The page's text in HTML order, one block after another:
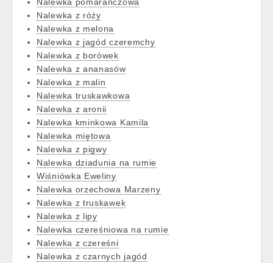
Nalewka z róży
Nalewka z melona
Nalewka z jagód czeremchy
Nalewka z borówek
Nalewka z ananasów
Nalewka z malin
Nalewka truskawkowa
Nalewka z aronii
Nalewka kminkowa Kamila
Nalewka miętowa
Nalewka z pigwy
Nalewka dziadunia na rumie
Wiśniówka Eweliny
Nalewka orzechowa Marzeny
Nalewka z truskawek
Nalewka z lipy
Nalewka czereśniowa na rumie
Nalewka z czereśni
Nalewka z czarnych jagód